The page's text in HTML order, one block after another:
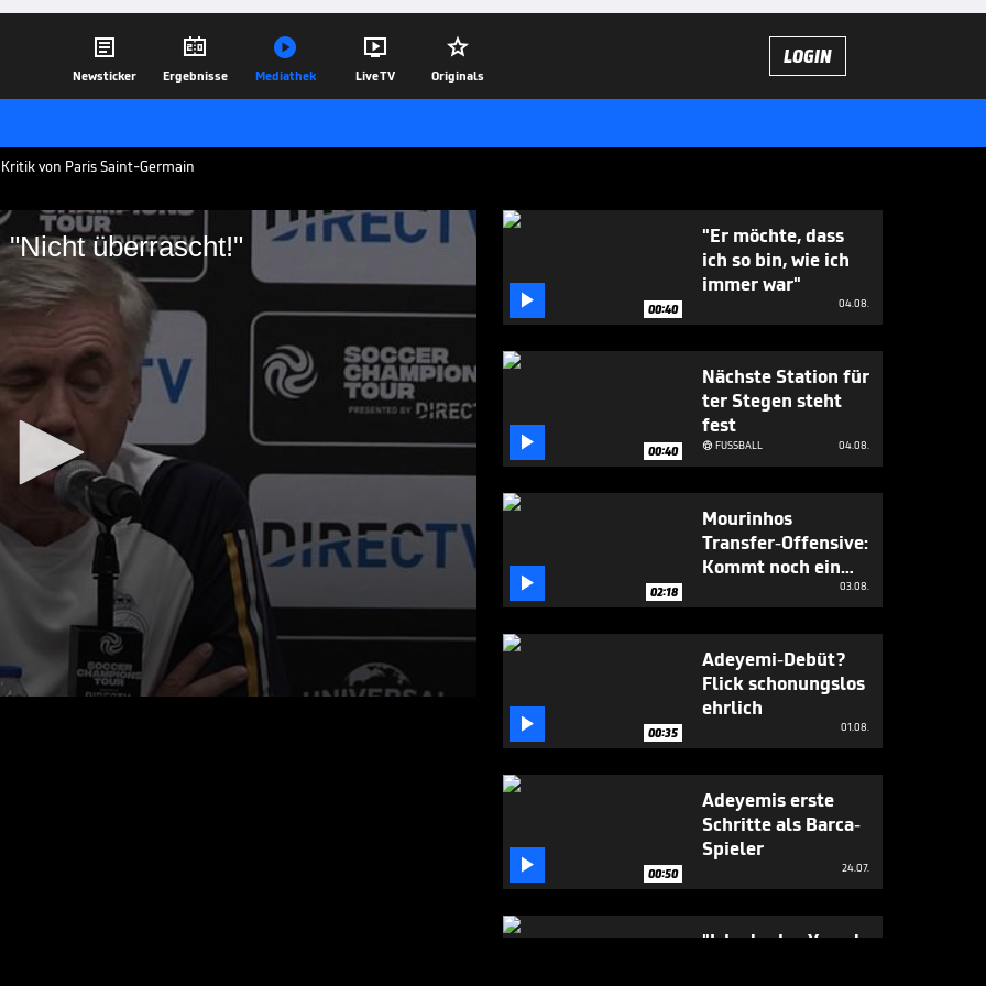

Newsticker

Ergebnisse

Mediathek

Live TV

Originals
LOGIN
von Paris Saint-Germain
überrascht!"
"Nicht
eine Beschwerde bei der FIFA für das
Mbappe einlegen. Für Real-Coach
lässt ihn aber dennoch kalt.
 00:40
"Er möchte, dass
ich so bin, wie ich
immer war"
04.08.
 00:40
Nächste Station für
ter Stegen steht
fest
 FUSSBALL 04.08.
 02:18
Mourinhos
Transfer-Offensive:
Kommt noch ein
03.08.
 00:35
Adeyemi-Debüt?
Flick schonungslos
ehrlich
01.08.
 00:50
Adeyemis erste
Schritte als Barca-
Spieler
24.07.
"Ich glaube, Yamal